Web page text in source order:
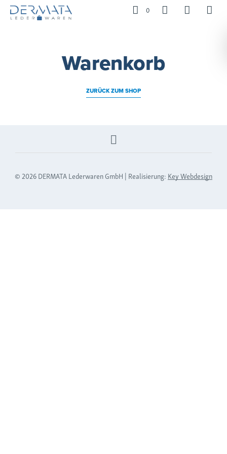
0
Warenkorb
ZURÜCK ZUM SHOP
© 2026 DERMATA Lederwaren GmbH | Realisierung: Key Webdesign